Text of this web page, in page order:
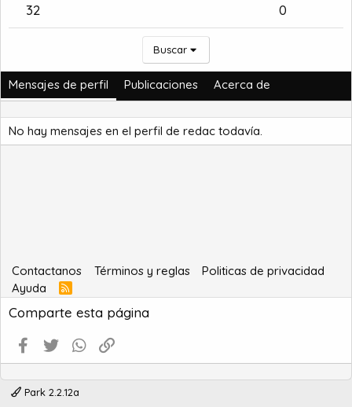
32 0
Buscar
Mensajes de perfil Publicaciones Acerca de
No hay mensajes en el perfil de redac todavía.
Contactanos Términos y reglas
Politicas de privacidad
Ayuda
R
S
S
Comparte esta página
Facebook
Twitter WhatsApp
Park 2.2.12a